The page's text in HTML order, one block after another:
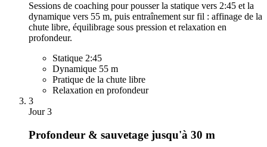
Sessions de coaching pour pousser la statique vers 2:45 et la
dynamique vers 55 m, puis entraînement sur fil : affinage de la
chute libre, équilibrage sous pression et relaxation en
profondeur.
Statique 2:45
Dynamique 55 m
Pratique de la chute libre
Relaxation en profondeur
3
Jour 3
Profondeur & sauvetage jusqu'à 30 m